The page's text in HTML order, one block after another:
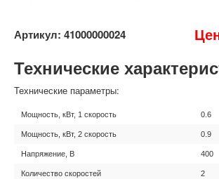
Артикул: 41000000024
Технические
Технические параметры:
Мощность, кВт, 1 скорость 0.6
Мощность, кВт, 2 скорость 0.9
Напряжение, В 400
Количество скоростей 2